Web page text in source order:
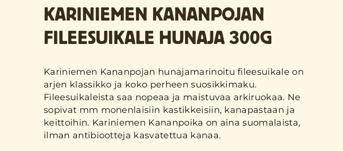
KARINIEMEN KANANPOJAN
FILEESUIKALE HUNAJA 300G
Kariniemen Kananpojan hunajamarinoitu fileesuikale on
arjen klassikko ja koko perheen suosikkimaku.
Fileesuikaleista saa nopeaa ja maistuvaa arkiruokaa. Ne
sopivat mm monenlaisiin kastikkeisiin, kanapastaan ja
keittoihin. Kariniemen Kananpoika on aina suomalaista,
ilman antibiootteja kasvatettua kanaa.